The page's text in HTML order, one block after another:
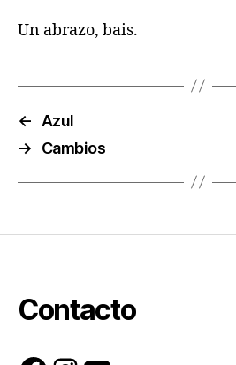
Un abrazo, bais.
← Azul
→
Cambios
Contacto